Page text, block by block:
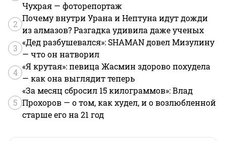
Чухрая — фоторепортаж
2
Почему внутри Урана и Нептуна идут дожди
из алмазов? Разгадка удивила даже ученых
3
«Дед разбушевался»: SHAMAN довел Мизулину
— что он натворил
4
«Я крутая»: певица Жасмин здорово похудела
— как она выглядит теперь
5
«За месяц сбросил 15 килограммов»: Влад
Прохоров — о том, как худел, и о возлюбленной
старше его на 21 год